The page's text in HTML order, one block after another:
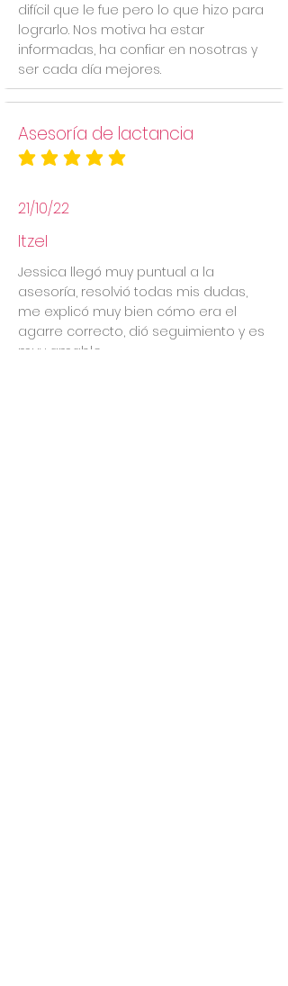
difícil que le fue pero lo que hizo para
lograrlo. Nos motiva ha estar
informadas, ha confiar en nosotras y
ser cada día mejores.
Asesoría de lactancia
la calificación promedio es 5 de 5
21/10/22
Itzel
Jessica llegó muy puntual a la
asesoría, resolvió todas mis dudas,
me explicó muy bien cómo era el
agarre correcto, dió seguimiento y es
muy amable.